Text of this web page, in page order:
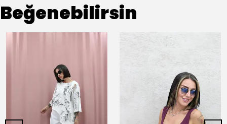
Beğenebilirsin